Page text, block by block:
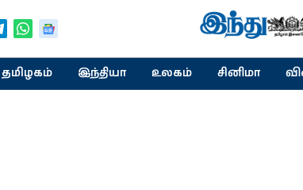
தமிழகம் இந்தியா உலகம் சினிமா